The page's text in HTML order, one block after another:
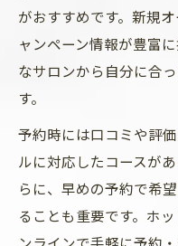
がおすすめです。新規
ャンペーン情報が豊富
なサロンから自分に合
す。
予約時には口コミや評
ルに対応したコースが
らに、早めの予約で希
ることも重要です。ホ